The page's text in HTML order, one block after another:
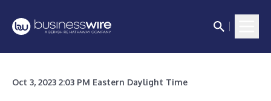
Oct 3, 2023 2:03 PM Eastern Daylight Time